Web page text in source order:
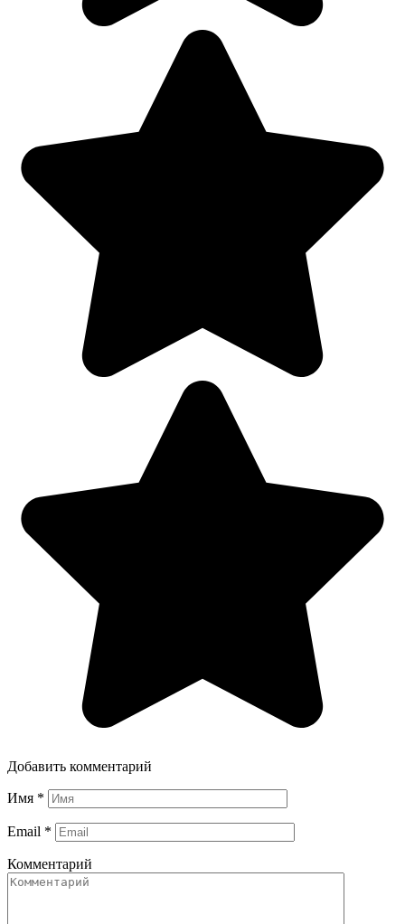
Добавить комментарий
Имя *
Email *
Комментарий